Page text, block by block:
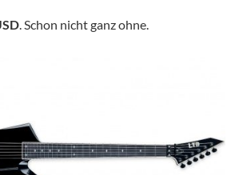
. Schon nicht ganz ohne.